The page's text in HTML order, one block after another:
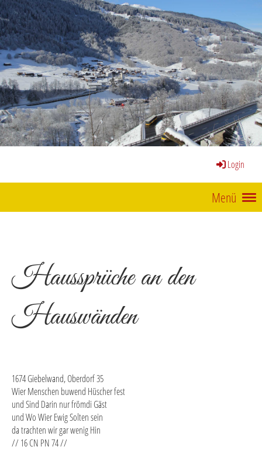
Login
Menü
Haussprüche an den
Hauswänden
1674 Giebelwand, Oberdorf 35
Wier Menschen buwend Hüscher fest
und Sind Darin nur frömdi Gäst
und Wo Wier Ewig Solten sein
da trachten wir gar wenig Hin
// 16 CN PN 74 //